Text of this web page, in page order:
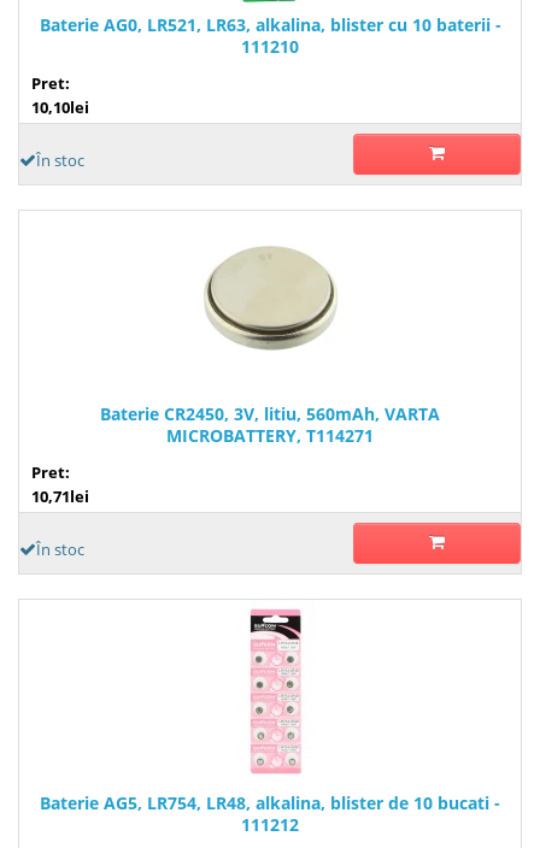
Baterie AG0, LR521, LR63, alkalina, blister cu 10 baterii -
111210
Pret:
10,10lei
În stoc
Baterie CR2450, 3V, litiu, 560mAh, VARTA
MICROBATTERY, T114271
Pret:
10,71lei
În stoc
Baterie AG5, LR754, LR48, alkalina, blister de 10 bucati -
111212